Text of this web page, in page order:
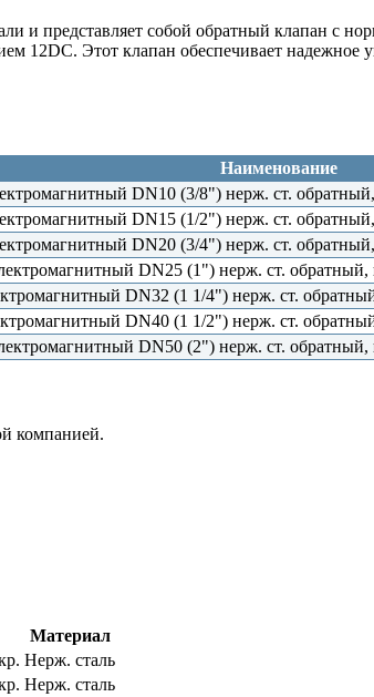
и представляет собой обратный клапан с
12DC. Этот клапан обеспечивает надежное
Наименование
DN10 (3/8") нерж. ст.
DN15 (1/2") нерж. ст.
DN20 (3/4") нерж. ст.
DN25 (1") нерж. ст.
DN32 (1 1/4") нерж. ст.
DN40 (1 1/2") нерж. ст.
DN50 (2") нерж. ст.
компанией.
Материал
Нерж. сталь
Нерж. сталь